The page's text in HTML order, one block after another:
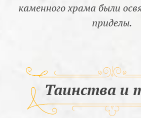
каменного храма были
приделы.
Таинства и